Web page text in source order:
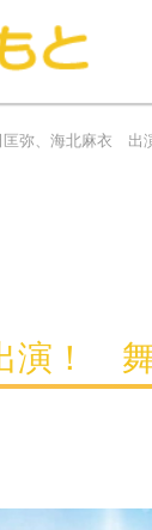
匡弥、海北麻衣 出
！ 舞